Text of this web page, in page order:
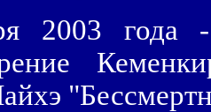
2003 года